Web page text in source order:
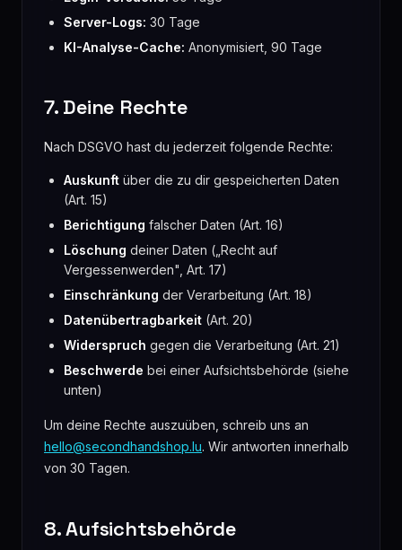
Server-Logs: 30 Tage
KI-Analyse-Cache: Anonymisiert, 90 Tage
7. Deine Rechte
Nach DSGVO hast du jederzeit folgende Rechte:
Auskunft über die zu dir gespeicherten Daten
(Art. 15)
Berichtigung falscher Daten (Art. 16)
Löschung deiner Daten („Recht auf
Vergessenwerden", Art. 17)
Einschränkung der Verarbeitung (Art. 18)
Datenübertragbarkeit (Art. 20)
Widerspruch gegen die Verarbeitung (Art. 21)
Beschwerde bei einer Aufsichtsbehörde (siehe
unten)
Um deine Rechte auszuüben, schreib uns an
hello@secondhandshop.lu. Wir antworten innerhalb
von 30 Tagen.
8. Aufsichtsbehörde